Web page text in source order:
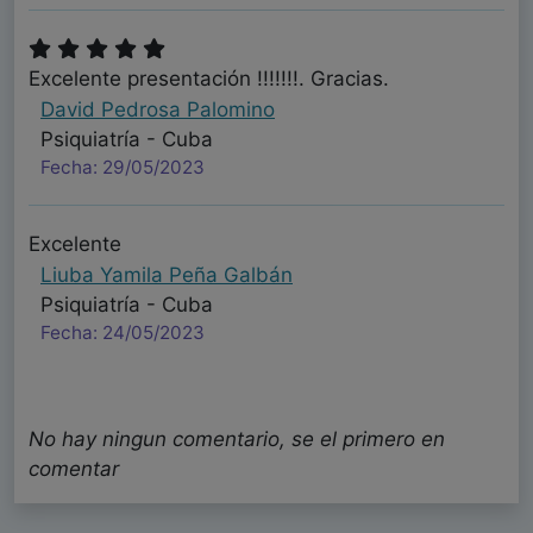
Excelente presentación !!!!!!!. Gracias.
David Pedrosa Palomino
Psiquiatría - Cuba
Fecha: 29/05/2023
Excelente
Liuba Yamila Peña Galbán
Psiquiatría - Cuba
Fecha: 24/05/2023
No hay ningun comentario, se el primero en
comentar